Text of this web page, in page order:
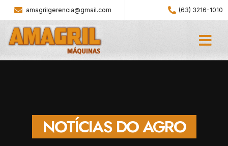
amagrilgerencia@gmail.com (63) 3216-1010
NOTÍCIAS DO AGRO